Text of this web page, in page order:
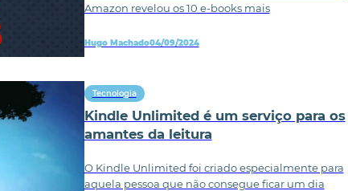
Amazon revelou os 10 e-books mais
Hugo Machado04/09/2024
Tecnologia
Kindle Unlimited é um serviço para os
amantes da leitura
O Kindle Unlimited foi criado especialmente para
aquela pessoa que não consegue ficar um dia